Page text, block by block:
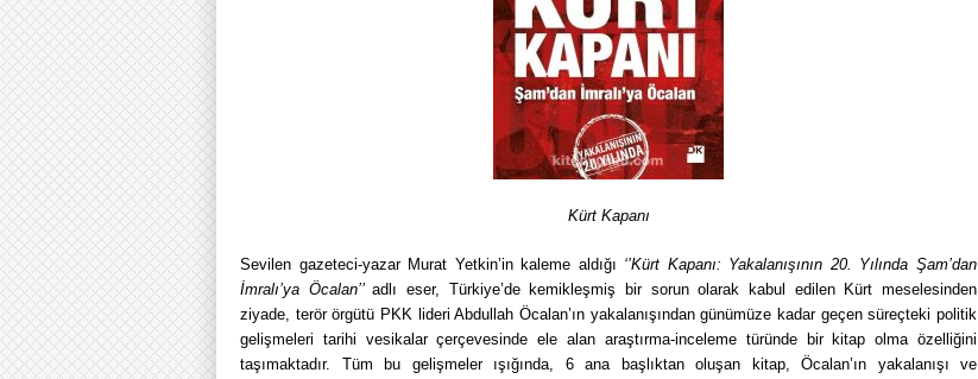
Kürt Kapanı
Sevilen gazeteci-yazar Murat Yetkin’in kaleme aldığı ‘’Kürt Kapanı: Yakalanışının 20. Yılında Şam’dan
İmralı’ya Öcalan’’adlı eser, Türkiye’de kemikleşmiş bir sorun olarak kabul edilen Kürt meselesinden
ziyade, terör örgütü PKK lideri Abdullah Öcalan’ın yakalanışından günümüze kadar geçen süreçteki politik
gelişmeleri tarihi vesikalar çerçevesinde ele alan araştırma-inceleme türünde bir kitap olma özelliğini
taşımaktadır. Tüm bu gelişmeler ışığında, 6 ana başlıktan oluşan kitap, Öcalan’ın yakalanışı ve